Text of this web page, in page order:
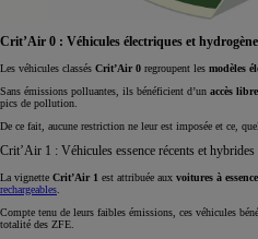
Crit’Air 0 : Véhicules électriques et hydrogène
Les véhicules classés Crit’Air 0 regroupent les modèles
Sans émissions polluantes, ils bénéficient d’un accès libre
pics de pollution.
De ce fait, aucune restriction ne leur est imposée et ce,
Crit’Air 1 : Véhicules essence récents et hybrides
La vignette Crit’Air 1 est attribuée aux voitures à
rechargeables
Compte tenu de leurs faibles émissions, ces véhicules
totalité des ZFE.